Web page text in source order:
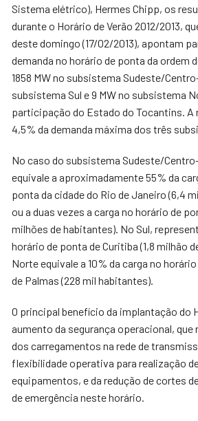
Sistema elétrico), Hermes Chipp, os
durante o Horário de Verão 2012/2013,
deste domingo (17/02/2013), apontam
demanda no horário de ponta da ordem
1858 MW no subsistema Sudeste/
subsistema Sul e 9 MW no subsistema
participação do Estado do Tocantins. A
4,5% da demanda máxima dos três
No caso do subsistema Sudeste/
equivale a aproximadamente 55% da
ponta da cidade do Rio de Janeiro (6,4
ou a duas vezes a carga no horário de
milhões de habitantes). No Sul,
horário de ponta de Curitiba (1,8 milhão
Norte equivale a 10% da carga no
de Palmas (228 mil habitantes).
O principal benefício da implantação do
aumento da segurança operacional, que
dos carregamentos na rede de
flexibilidade operativa para realização
equipamentos, e da redução de cortes
de emergência neste horário.